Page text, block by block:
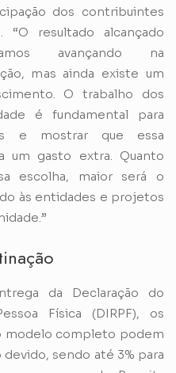
dos contribuintes
“O resultado alcançado
avançando na
mas ainda existe um
O trabalho dos
é fundamental para
e mostrar que essa
um gasto extra. Quanto
escolha, maior será o
às entidades e projetos
da Declaração do
Física (DIRPF), os
modelo completo podem
sendo até 3% para